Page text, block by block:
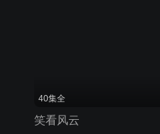
40集全
笑看风云